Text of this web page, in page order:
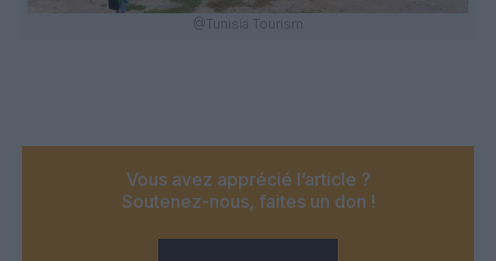
@Tunisia Tourism
Vous avez apprécié l’article ?
Soutenez-nous, faites un don !